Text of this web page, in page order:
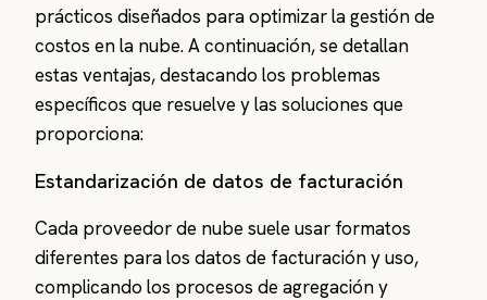
prácticos diseñados para optimizar la gestión de
costos en la nube. A continuación, se detallan
estas ventajas, destacando los problemas
específicos que resuelve y las soluciones que
proporciona:
Estandarización de datos de facturación
Cada proveedor de nube suele usar formatos
diferentes para los datos de facturación y uso,
complicando los procesos de agregación y